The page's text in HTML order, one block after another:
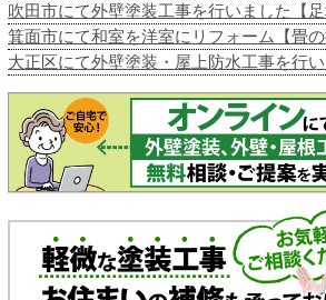
吹田市にて外壁塗装工事を行いました【足
箕面市にて和室を洋室にリフォーム【畳の
大正区にて外壁塗装・屋上防水工事を行い